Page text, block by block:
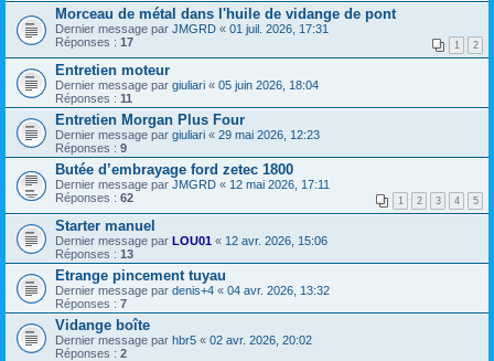
Morceau de métal dans l'huile de vidange de pont
Dernier message par JMGRD « 01 juil. 2026, 17:31
Réponses : 17 1 2
Entretien moteur
Dernier message par giuliari « 05 juin 2026, 18:04
Réponses : 11
Entretien Morgan Plus Four
Dernier message par giuliari « 29 mai 2026, 12:23
Réponses : 9
Butée d’embrayage ford zetec 1800
Dernier message par JMGRD « 12 mai 2026, 17:11
Réponses : 62 1 2 3 4 5
Starter manuel
Dernier message par LOU01 « 12 avr. 2026, 15:06
Réponses : 13
Etrange pincement tuyau
Dernier message par denis+4 « 04 avr. 2026, 13:32
Réponses : 7
Vidange boîte
Dernier message par hbr5 « 02 avr. 2026, 20:02
Réponses : 2